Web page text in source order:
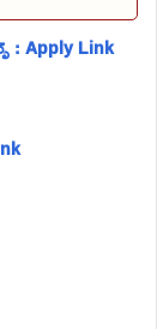
: Apply Link